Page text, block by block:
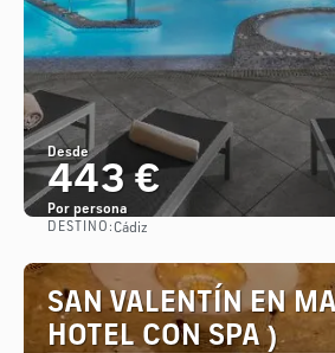
Desde
443 €
Por persona
DESTINO:Cádiz
SAN VALENTÍN EN
HOTEL CON SPA )